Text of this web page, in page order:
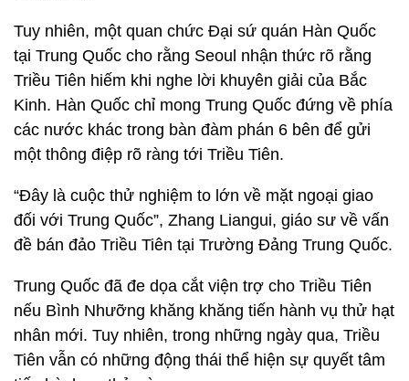
Tuy nhiên, một quan chức Đại sứ quán Hàn Quốc
tại Trung Quốc cho rằng Seoul nhận thức rõ rằng
Triều Tiên hiếm khi nghe lời khuyên giải của Bắc
Kinh. Hàn Quốc chỉ mong Trung Quốc đứng về phía
các nước khác trong bàn đàm phán 6 bên để gửi
một thông điệp rõ ràng tới Triều Tiên.
“Đây là cuộc thử nghiệm to lớn về mặt ngoại giao
đối với Trung Quốc”, Zhang Liangui, giáo sư về vấn
đề bán đảo Triều Tiên tại Trường Đảng Trung Quốc.
Trung Quốc đã đe dọa cắt viện trợ cho Triều Tiên
nếu Bình Nhưỡng khăng khăng tiến hành vụ thử hạt
nhân mới. Tuy nhiên, trong những ngày qua, Triều
Tiên vẫn có những động thái thể hiện sự quyết tâm